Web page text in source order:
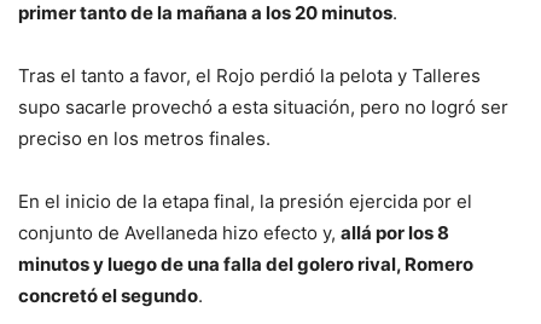
primer tanto de la mañana a los 20 minutos.
Tras el tanto a favor, el Rojo perdió la pelota y Talleres
supo sacarle provechó a esta situación, pero no logró ser
preciso en los metros finales.
En el inicio de la etapa final, la presión ejercida por el
conjunto de Avellaneda hizo efecto y, allá por los 8
minutos y luego de una falla del golero rival, Romero
concretó el segundo.